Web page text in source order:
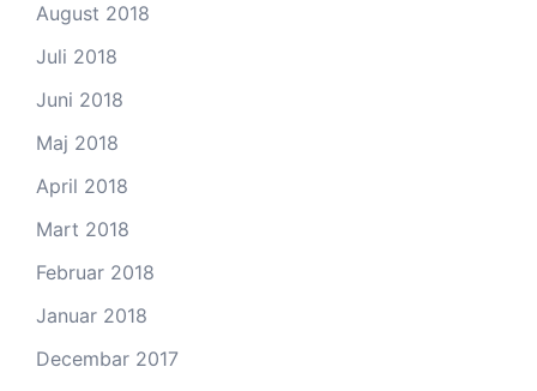
August 2018
Juli 2018
Juni 2018
Maj 2018
April 2018
Mart 2018
Februar 2018
Januar 2018
Decembar 2017